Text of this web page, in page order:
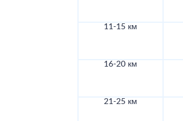
11-15 км
16-20 км
21-25 км